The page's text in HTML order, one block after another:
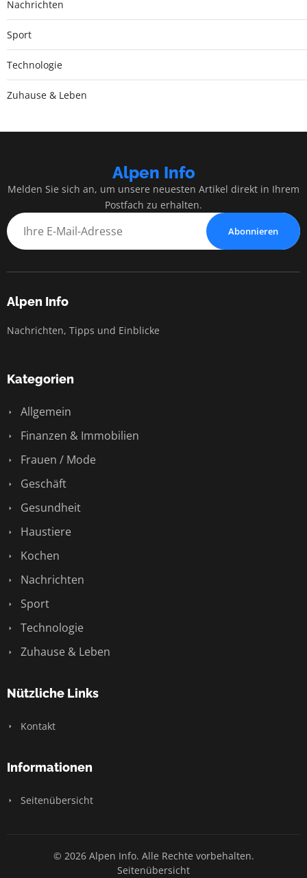
Nachrichten
Sport
Technologie
Zuhause & Leben
Alpen Info
Melden Sie sich an, um unsere neuesten Artikel direkt in Ihrem
Postfach zu erhalten.
Abonnieren
Alpen Info
Nachrichten, Tipps und Einblicke
Kategorien
Allgemein
Finanzen & Immobilien
Frauen / Mode
Geschäft
Gesundheit
Haustiere
Kochen
Nachrichten
Sport
Technologie
Zuhause & Leben
Nützliche Links
Kontakt
Informationen
Seitenübersicht
© 2026 Alpen Info. Alle Rechte vorbehalten.
Seitenübersicht